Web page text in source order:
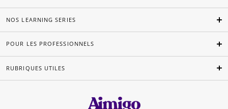
NOS LEARNING SERIES
POUR LES PROFESSIONNELS
RUBRIQUES UTILES